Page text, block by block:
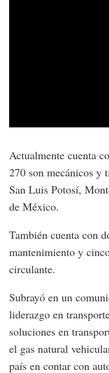
Actualmente cuenta
270 son mecánicos y
San Luis Potosí,
de México.
También cuenta con
mantenimiento y
circulante.
Subrayó en un
liderazgo en
soluciones en
el gas natural
país en contar con